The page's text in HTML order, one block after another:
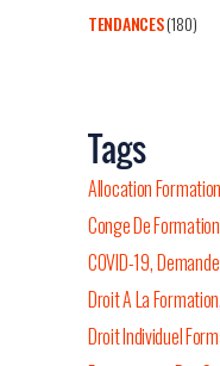
TENDANCES(180)
Tags
Allocation Formation
Conge De Formation
COVID-19
Droit A La Formation
Droit Individuel